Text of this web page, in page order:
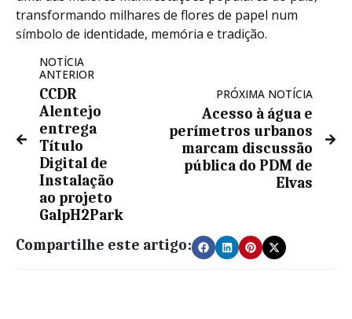
transformando milhares de flores de papel num
símbolo de identidade, memória e tradição.
NOTÍCIA
ANTERIOR
CCDR
Alentejo
entrega
Título
Digital de
Instalação
ao projeto
GalpH2Park
PRÓXIMA NOTÍCIA
Acesso à água e
perímetros urbanos
marcam discussão
pública do PDM de
Elvas
Compartilhe este artigo: